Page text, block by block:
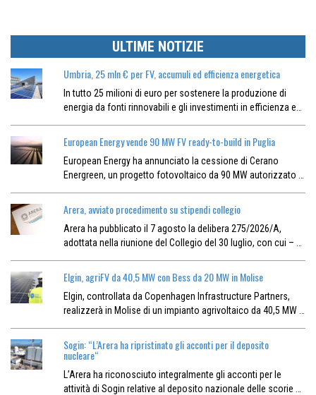
ULTIME NOTIZIE
Umbria, 25 mln € per FV, accumuli ed efficienza energetica
In tutto 25 milioni di euro per sostenere la produzione di
energia da fonti rinnovabili e gli investimenti in efficienza e…
European Energy vende 90 MW FV ready-to-build in Puglia
European Energy ha annunciato la cessione di Cerano
Energreen, un progetto fotovoltaico da 90 MW autorizzato …
Arera, avviato procedimento su stipendi collegio
Arera ha pubblicato il 7 agosto la delibera 275/2026/A,
adottata nella riunione del Collegio del 30 luglio, con cui – …
Elgin, agriFV da 40,5 MW con Bess da 20 MW in Molise
Elgin, controllata da Copenhagen Infrastructure Partners,
realizzerà in Molise di un impianto agrivoltaico da 40,5 MW …
Sogin: “L’Arera ha ripristinato gli acconti per il deposito
nucleare“
L’Arera ha riconosciuto integralmente gli acconti per le
attività di Sogin relative al deposito nazionale delle scorie …